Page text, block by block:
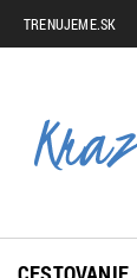
TRENUJEME.SK